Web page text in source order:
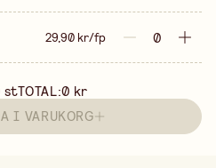
29,90 kr/fp
stTOTAL:0 kr
I VARUKORG